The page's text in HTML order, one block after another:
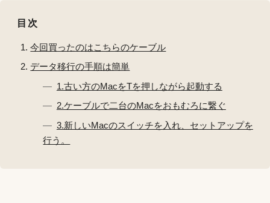
目次
今回買ったのはこちらのケーブル
データ移行の手順は簡単
1.古い方のMacをTを押しながら起動する
2.ケーブルで二台のMacをおもむろに繋ぐ
3.新しいMacのスイッチを入れ、セットアップを
行う。